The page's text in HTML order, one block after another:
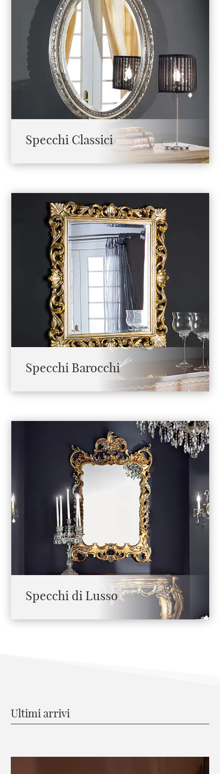
Specchi Classici
Specchi Barocchi
Specchi di Lusso
Ultimi arrivi